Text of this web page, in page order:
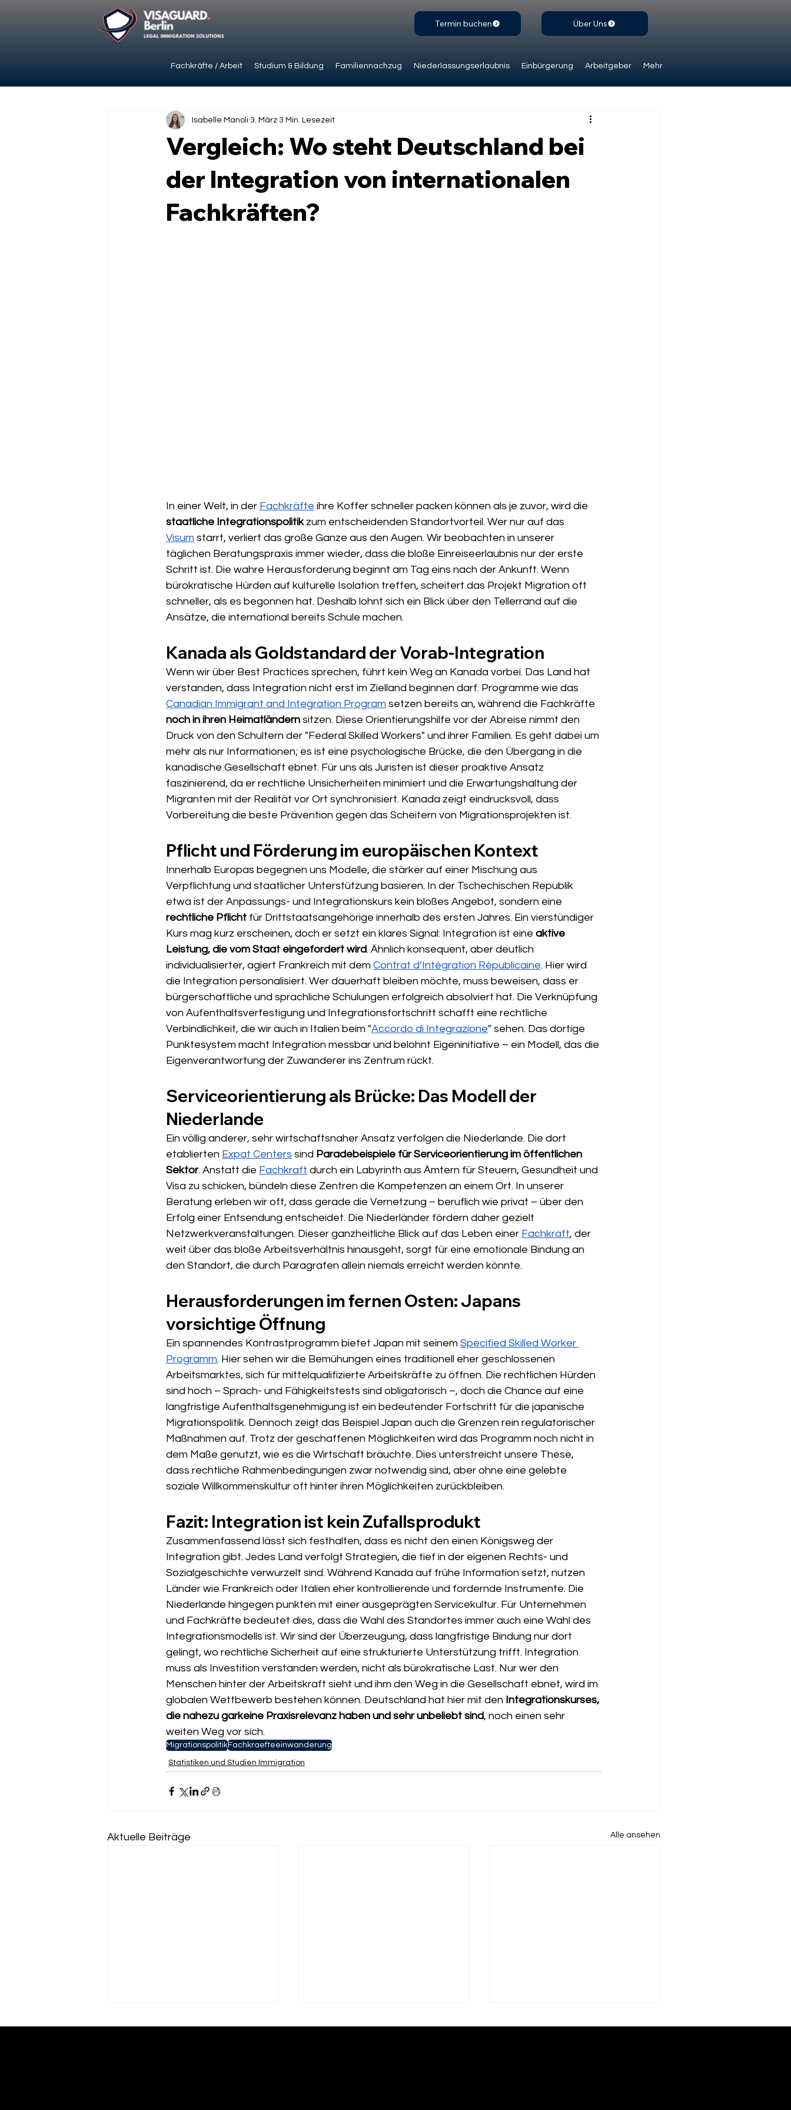
Fachkräfte / Arbeit Studium & Bildung Familiennachzug Niederlassungserlaubnis Einbürgerung Arbeitgeber Mehr
Termin buchen Über Uns
Vergleich: Wo steht Deutschland bei
der Integration von internationalen
Fachkräften?
Isabelle Manoli 3. März 3 Min. Lesezeit
In einer Welt, in der Fachkräfte ihre Koffer schneller packen können als je zuvor, wird die
staatliche Integrationspolitik zum entscheidenden Standortvorteil. Wer nur auf das
Visum starrt, verliert das große Ganze aus den Augen. Wir beobachten in unserer
täglichen Beratungspraxis immer wieder, dass die bloße Einreiseerlaubnis nur der erste
Schritt ist. Die wahre Herausforderung beginnt am Tag eins nach der Ankunft. Wenn
bürokratische Hürden auf kulturelle Isolation treffen, scheitert das Projekt Migration oft
schneller, als es begonnen hat. Deshalb lohnt sich ein Blick über den Tellerrand auf die
Ansätze, die international bereits Schule machen.
Kanada als Goldstandard der Vorab-Integration
Wenn wir über Best Practices sprechen, führt kein Weg an Kanada vorbei. Das Land hat
verstanden, dass Integration nicht erst im Zielland beginnen darf. Programme wie das
Canadian Immigrant and Integration Program setzen bereits an, während die Fachkräfte
noch in ihren Heimatländern sitzen. Diese Orientierungshilfe vor der Abreise nimmt den
Druck von den Schultern der "Federal Skilled Workers" und ihrer Familien. Es geht dabei um
mehr als nur Informationen; es ist eine psychologische Brücke, die den Übergang in die
kanadische Gesellschaft ebnet. Für uns als Juristen ist dieser proaktive Ansatz
faszinierend, da er rechtliche Unsicherheiten minimiert und die Erwartungshaltung der
Migranten mit der Realität vor Ort synchronisiert. Kanada zeigt eindrucksvoll, dass
Vorbereitung die beste Prävention gegen das Scheitern von Migrationsprojekten ist.
Pflicht und Förderung im europäischen Kontext
Innerhalb Europas begegnen uns Modelle, die stärker auf einer Mischung aus
Verpflichtung und staatlicher Unterstützung basieren. In der Tschechischen Republik
etwa ist der Anpassungs- und Integrationskurs kein bloßes Angebot, sondern eine
rechtliche Pflicht für Drittstaatsangehörige innerhalb des ersten Jahres. Ein vierstündiger
Kurs mag kurz erscheinen, doch er setzt ein klares Signal: Integration ist eine aktive
Leistung, die vom Staat eingefordert wird. Ähnlich konsequent, aber deutlich
individualisierter, agiert Frankreich mit dem Contrat d’Intégration Républicaine. Hier wird
die Integration personalisiert. Wer dauerhaft bleiben möchte, muss beweisen, dass er
bürgerschaftliche und sprachliche Schulungen erfolgreich absolviert hat. Die Verknüpfung
von Aufenthaltsverfestigung und Integrationsfortschritt schafft eine rechtliche
Verbindlichkeit, die wir auch in Italien beim "Accordo di Integrazione" sehen. Das dortige
Punktesystem macht Integration messbar und belohnt Eigeninitiative – ein Modell, das die
Eigenverantwortung der Zuwanderer ins Zentrum rückt.
Serviceorientierung als Brücke: Das Modell der
Niederlande
Ein völlig anderer, sehr wirtschaftsnaher Ansatz verfolgen die Niederlande. Die dort
etablierten Expat Centers sind Paradebeispiele für Serviceorientierung im öffentlichen
Sektor. Anstatt die Fachkraft durch ein Labyrinth aus Ämtern für Steuern, Gesundheit und
Visa zu schicken, bündeln diese Zentren die Kompetenzen an einem Ort. In unserer
Beratung erleben wir oft, dass gerade die Vernetzung – beruflich wie privat – über den
Erfolg einer Entsendung entscheidet. Die Niederländer fördern daher gezielt
Netzwerkveranstaltungen. Dieser ganzheitliche Blick auf das Leben einer Fachkraft, der
weit über das bloße Arbeitsverhältnis hinausgeht, sorgt für eine emotionale Bindung an
den Standort, die durch Paragrafen allein niemals erreicht werden könnte.
Herausforderungen im fernen Osten: Japans
vorsichtige Öffnung
Ein spannendes Kontrastprogramm bietet Japan mit seinem Specified Skilled Worker
Programm. Hier sehen wir die Bemühungen eines traditionell eher geschlossenen
Arbeitsmarktes, sich für mittelqualifizierte Arbeitskräfte zu öffnen. Die rechtlichen Hürden
sind hoch – Sprach- und Fähigkeitstests sind obligatorisch –, doch die Chance auf eine
langfristige Aufenthaltsgenehmigung ist ein bedeutender Fortschritt für die japanische
Migrationspolitik. Dennoch zeigt das Beispiel Japan auch die Grenzen rein regulatorischer
Maßnahmen auf. Trotz der geschaffenen Möglichkeiten wird das Programm noch nicht in
dem Maße genutzt, wie es die Wirtschaft bräuchte. Dies unterstreicht unsere These,
dass rechtliche Rahmenbedingungen zwar notwendig sind, aber ohne eine gelebte
soziale Willkommenskultur oft hinter ihren Möglichkeiten zurückbleiben.
Fazit: Integration ist kein Zufallsprodukt
Zusammenfassend lässt sich festhalten, dass es nicht den einen Königsweg der
Integration gibt. Jedes Land verfolgt Strategien, die tief in der eigenen Rechts- und
Sozialgeschichte verwurzelt sind. Während Kanada auf frühe Information setzt, nutzen
Länder wie Frankreich oder Italien eher kontrollierende und fordernde Instrumente. Die
Niederlande hingegen punkten mit einer ausgeprägten Servicekultur. Für Unternehmen
und Fachkräfte bedeutet dies, dass die Wahl des Standortes immer auch eine Wahl des
Integrationsmodells ist. Wir sind der Überzeugung, dass langfristige Bindung nur dort
gelingt, wo rechtliche Sicherheit auf eine strukturierte Unterstützung trifft. Integration
muss als Investition verstanden werden, nicht als bürokratische Last. Nur wer den
Menschen hinter der Arbeitskraft sieht und ihm den Weg in die Gesellschaft ebnet, wird im
globalen Wettbewerb bestehen können. Deutschland hat hier mit den Integrationskurses,
die nahezu garkeine Praxisrelevanz haben und sehr unbeliebt sind, noch einen sehr
weiten Weg vor sich.
MigrationspolitikFachkraefteeinwanderung
Statistiken und Studien Immigration
Aktuelle Beiträge Alle ansehen